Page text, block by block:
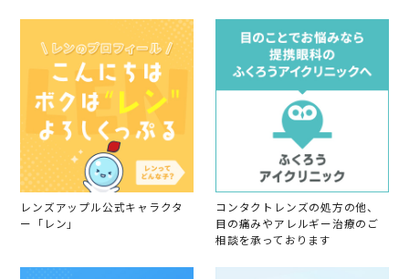
レンズアップル公式キャラクタ
ー「レン」
コンタクトレンズの処方の他、
目の痛みやアレルギー治療のご
相談を承っております